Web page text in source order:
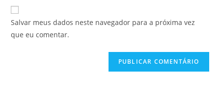
Salvar meus dados neste navegador para a próxima vez
que eu comentar.